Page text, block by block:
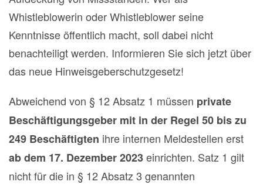
Whistleblowerin oder Whistleblower seine
Kenntnisse öffentlich macht, soll dabei nicht
benachteiligt werden. Informieren Sie sich jetzt über
das neue Hinweisgeberschutzgesetz!
Abweichend von § 12 Absatz 1 müssen private
Beschäftigungsgeber mit in der Regel 50 bis zu
249 Beschäftigten ihre internen Meldestellen erst
ab dem 17. Dezember 2023einrichten. Satz 1 gilt
nicht für die in § 12 Absatz 3 genannten